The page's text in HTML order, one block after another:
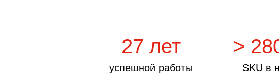
27 лет
успешной работы
>
SKU в